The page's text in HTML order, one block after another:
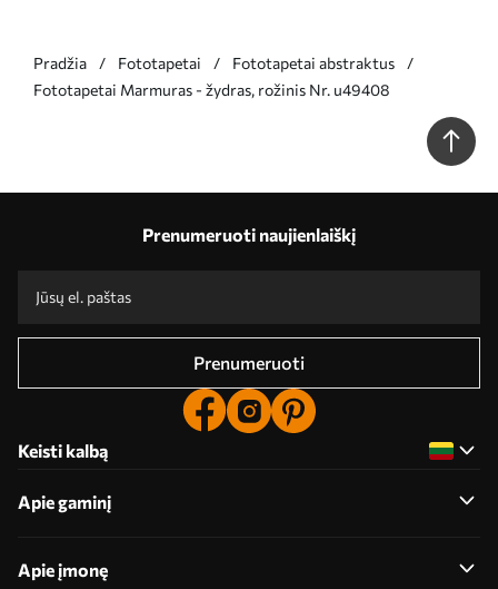
Pradžia Fototapetai
Fototapetai abstraktus
Fototapetai Marmuras - žydras, rožinis Nr. u49408
Prenumeruoti naujienlaiškį
Prenumeruoti
Keisti kalbą
Apie gaminį
Apie įmonę